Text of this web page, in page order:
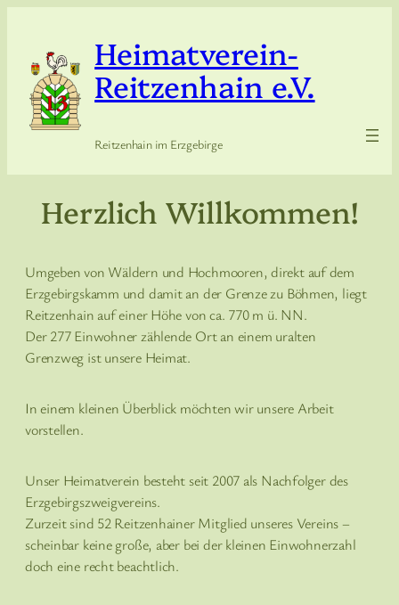
springen
Heimatverein-
Reitzenhain e.V.
Reitzenhain im Erzgebirge
Herzlich Willkommen!
Umgeben von Wäldern und Hochmooren, direkt auf dem
Erzgebirgskamm und damit an der Grenze zu Böhmen, liegt
Reitzenhain auf einer Höhe von ca. 770 m ü. NN.
Der 277 Einwohner zählende Ort an einem uralten
Grenzweg ist unsere Heimat.
In einem kleinen Überblick möchten wir unsere Arbeit
vorstellen.
Unser Heimatverein besteht seit 2007 als Nachfolger des
Erzgebirgszweigvereins.
Zurzeit sind 52 Reitzenhainer Mitglied unseres Vereins –
scheinbar keine große, aber bei der kleinen Einwohnerzahl
doch eine recht beachtlich.